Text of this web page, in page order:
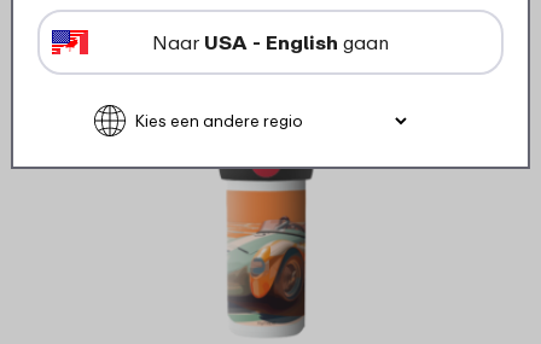
Bekijk Bestel
Ontwerp zelf!
Naar USA - English gaan